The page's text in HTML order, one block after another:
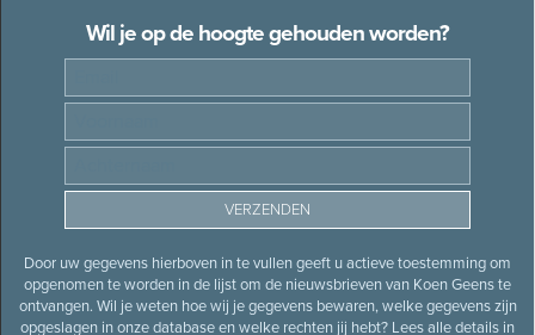
Wil je op de hoogte gehouden worden?
Door uw gegevens hierboven in te vullen geeft u actieve toestemming om
opgenomen te worden in de lijst om de nieuwsbrieven van Koen Geens te
ontvangen. Wil je weten hoe wij je gegevens bewaren, welke gegevens zijn
opgeslagen in onze database en welke rechten jij hebt? Lees alle details in